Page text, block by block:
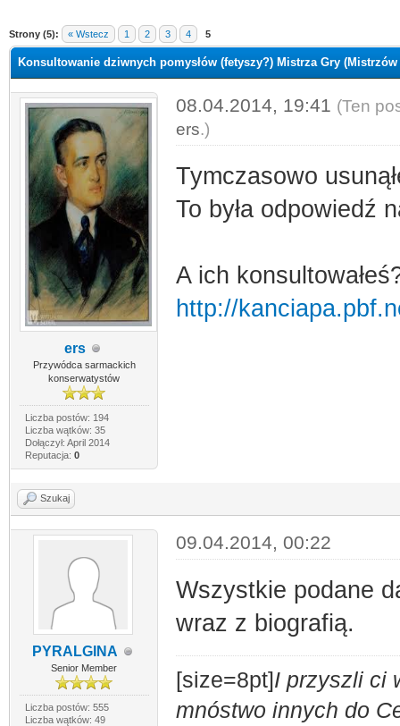
Strony (5): « Wstecz 1 2 3 4 5
Konsultowanie dziwnych pomysłów (fetyszy?) Mistrza Gry (Mistrzów
ers
Przywódca sarmackich
konserwatystów
Liczba postów: 194
Liczba wątków: 35
Dołączył: April 2014
Reputacja: 0
08.04.2014, 19:41 (Ten
ers.)
Tymczasowo
To była odpowiedź
A ich
http://
Szukaj
PYRALGINA
Senior Member
Liczba postów: 555
Liczba wątków: 49
09.04.2014, 00:22
Wszystkie podane
wraz z biografią.
[size=8pt]I przyszli ci
mnóstwo innych do